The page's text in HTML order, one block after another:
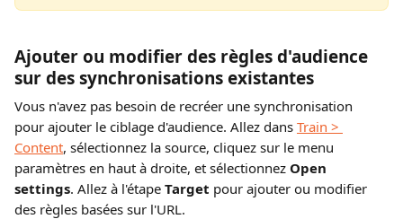
Ajouter ou modifier des règles d'audience
sur des synchronisations existantes
Vous n'avez pas besoin de recréer une synchronisation
pour ajouter le ciblage d'audience. Allez dans Train >
Content, sélectionnez la source, cliquez sur le menu
paramètres en haut à droite, et sélectionnez Open
settings. Allez à l'étape Target pour ajouter ou modifier
des règles basées sur l'URL.